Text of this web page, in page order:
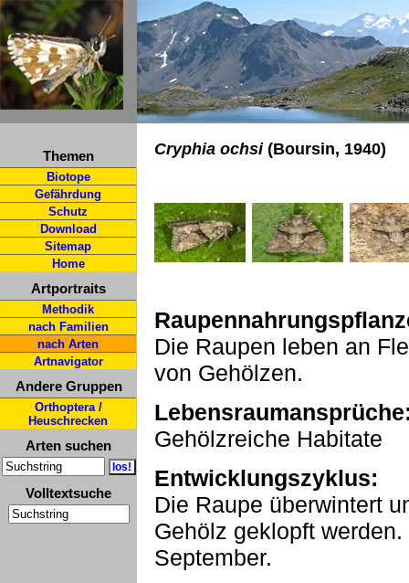
Themen
Biotope
Gefährdung
Schutz
Download
Sitemap
Home
Artportraits
Methodik
nach Familien
nach Arten
Artnavigator
Andere Gruppen
Orthoptera /
Heuschrecken
Arten suchen
Volltextsuche
Cryphia ochsi(Boursin, 1940)
Die Raupen leben an
von Gehölzen.
Gehölzreiche Habitate
Entwicklungszyklus:
Die Raupe überwintert
Gehölz geklopft
September.